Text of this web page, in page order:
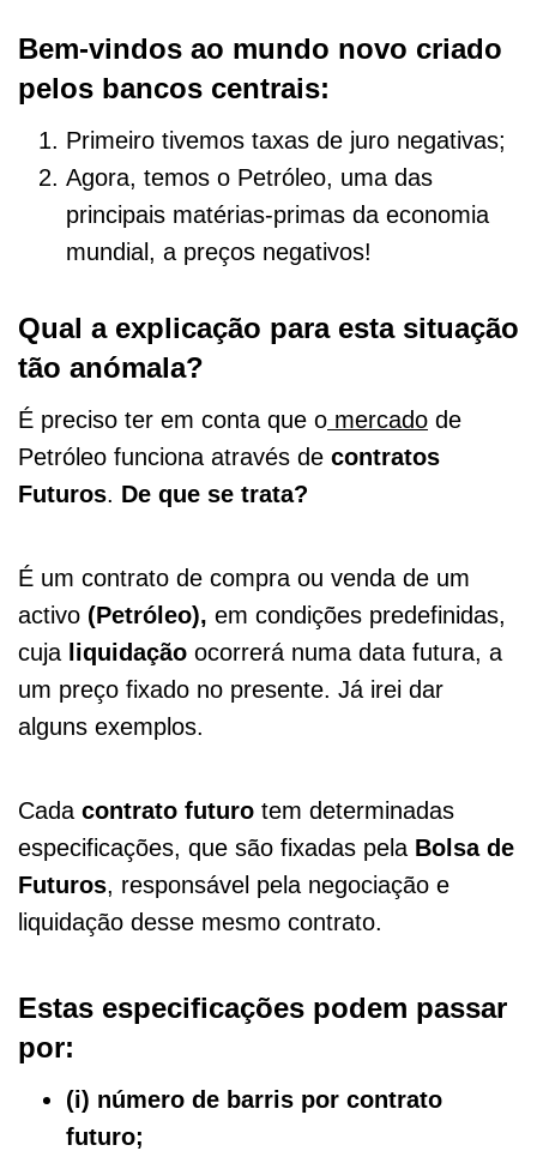
Bem-vindos ao mundo novo criado
pelos bancos centrais:
Primeiro tivemos taxas de juro negativas;
Agora, temos o Petróleo, uma das
principais matérias-primas da economia
mundial, a preços negativos!
Qual a explicação para esta situação
tão anómala?
É preciso ter em conta que o mercado de
Petróleo funciona através de contratos
Futuros. De que se trata?
É um contrato de compra ou venda de um
activo (Petróleo), em condições predefinidas,
cuja liquidação ocorrerá numa data futura, a
um preço fixado no presente. Já irei dar
alguns exemplos.
Cada contrato futuro tem determinadas
especificações, que são fixadas pela Bolsa de
Futuros, responsável pela negociação e
liquidação desse mesmo contrato.
Estas especificações podem passar
por:
(i) número de barris por contrato
futuro;